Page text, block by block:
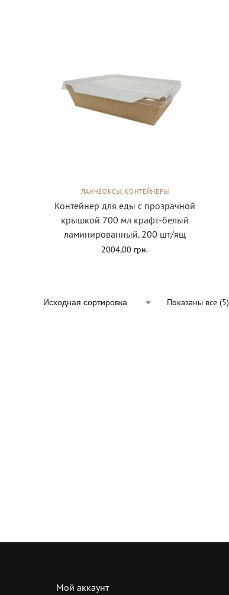
ЛАНЧБОКСЫ, КОНТЕЙНЕРЫ
Контейнер для еды с прозрачной
крышкой 700 мл крафт-белый
ламинированный. 200 шт/ящ
2004,00 грн.
Показаны все (5)
Мой аккаунт